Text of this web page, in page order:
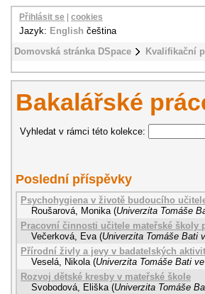
Domovská stránka DSpace Kvalifikační
Přihlásit se cookies
Jazyk: English čeština
Bakalářské
Vyhledat v rámci této kolekce:
Poslední příspěvky
Psychohygiena v životě budoucího
Roušarová, Monika (Univerzita Tomáše
Pracovní činnosti učitele mateřské školy
Večerková, Eva (Univerzita Tomáše Bati
Přírodní živly a jevy v badatelských
Veselá, Nikola (Univerzita Tomáše Bati
Rozvoj dětské kresby v mateřské škole
Svobodová, Eliška (Univerzita Tomáše